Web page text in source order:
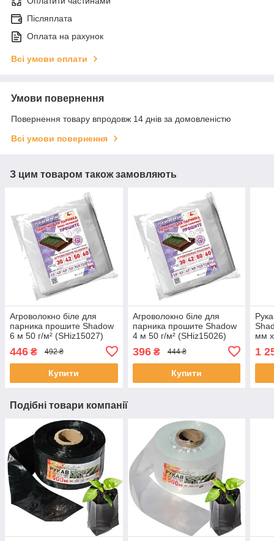
Післяплата
Оплата на рахунок
Всі умови оплати
Умови повернення
Повернення товару впродовж 14 днів за домовленістю
Всі умови повернення
З цим товаром також замовляють
Агроволокно біле для
парника прошите Shadow
6 м 50 г/м² (SHiz15027)
446 ₴ 492 ₴
Купити
Агроволокно біле для
парника прошите Shadow
4 м 50 г/м² (SHiz15026)
396₴ 444 ₴
Купити
мм
1
Подібні товари компанії